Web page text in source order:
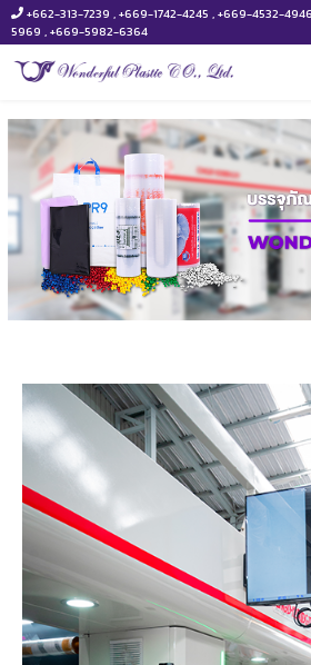
+662-313-7239 , +669-1742-4245 , +669-4532-
5969 , +669-5982-6364